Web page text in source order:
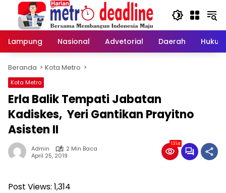
Langsung
konten
Lampung
Nasional Advetorial Daerah Hukum
Beranda Kota Metro
Kota Metro
Erla Balik Tempati Jabatan
Kadiskes, Yeri Gantikan Prayitno
Asisten II
Admin
2 Min Baca
April 25, 2019
1314
Post Views: 1,314